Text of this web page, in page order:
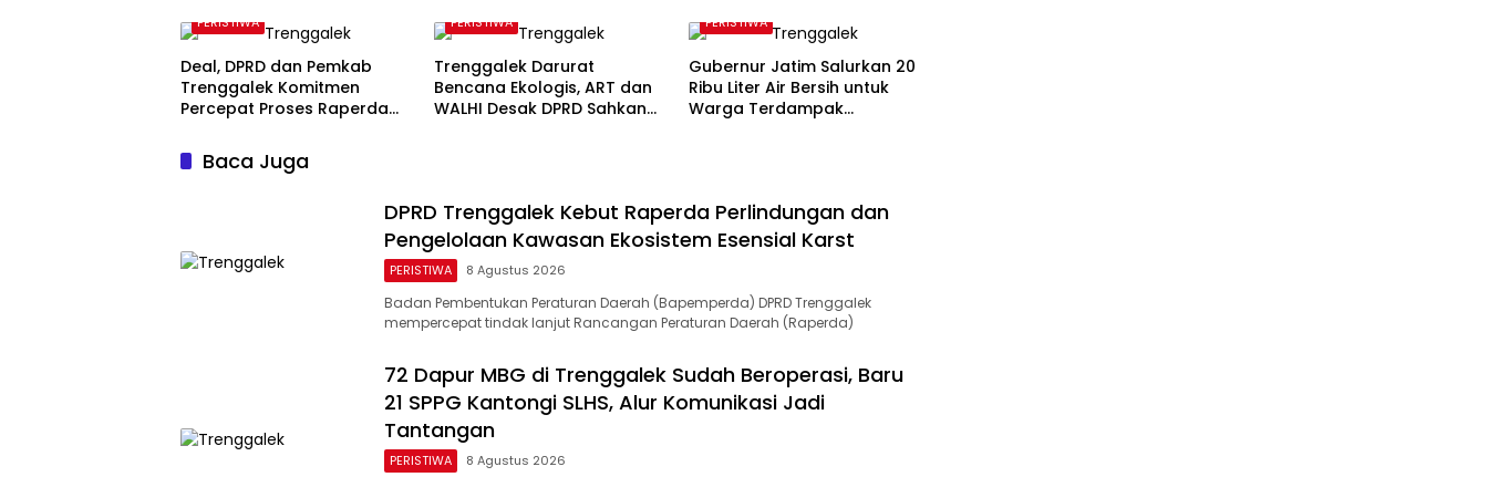
PERISTIWA
Deal, DPRD dan Pemkab
Trenggalek Komitmen
Percepat Proses Raperda
PERISTIWA
Trenggalek Darurat
Bencana Ekologis, ART dan
WALHI Desak DPRD Sahkan
PERISTIWA
Gubernur Jatim Salurkan 20
Ribu Liter Air Bersih untuk
Warga Terdampak
Baca Juga
DPRD Trenggalek Kebut Raperda Perlindungan dan
Pengelolaan Kawasan Ekosistem Esensial Karst
PERISTIWA 8 Agustus 2026
Badan Pembentukan Peraturan Daerah (Bapemperda) DPRD Trenggalek
mempercepat tindak lanjut Rancangan Peraturan Daerah (Raperda)
72 Dapur MBG di Trenggalek Sudah Beroperasi, Baru
21 SPPG Kantongi SLHS, Alur Komunikasi Jadi
Tantangan
PERISTIWA 8 Agustus 2026